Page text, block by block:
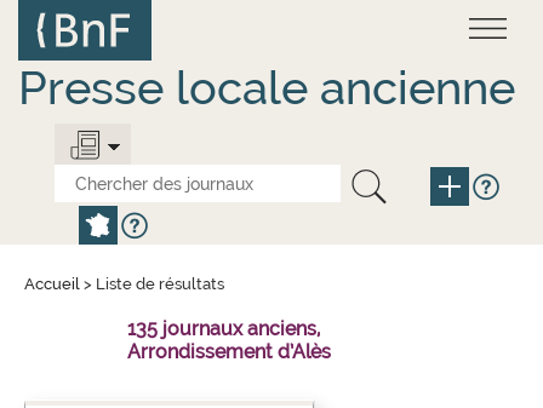
contenu
principal
Presse locale ancienne
Accueil > Liste de résultats
135 journaux anciens,
Arrondissement d’Alès
Panneau de gestion des cookies